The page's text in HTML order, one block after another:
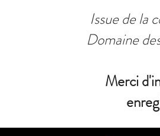
Issue de la
Domaine
Merci